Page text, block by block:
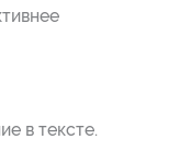
в тексте.